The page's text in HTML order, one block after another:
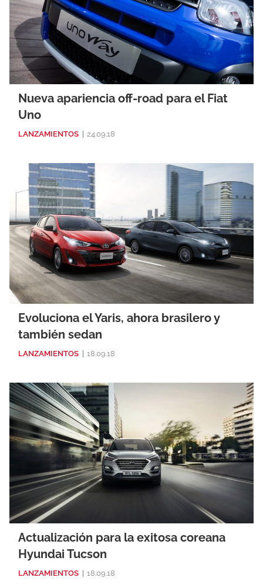
Nueva apariencia off-road para el Fiat
Uno
LANZAMIENTOS 24.09.18
Evoluciona el Yaris, ahora brasilero y
también sedan
LANZAMIENTOS 18.09.18
Actualización para la exitosa coreana
Hyundai Tucson
LANZAMIENTOS 18.09.18